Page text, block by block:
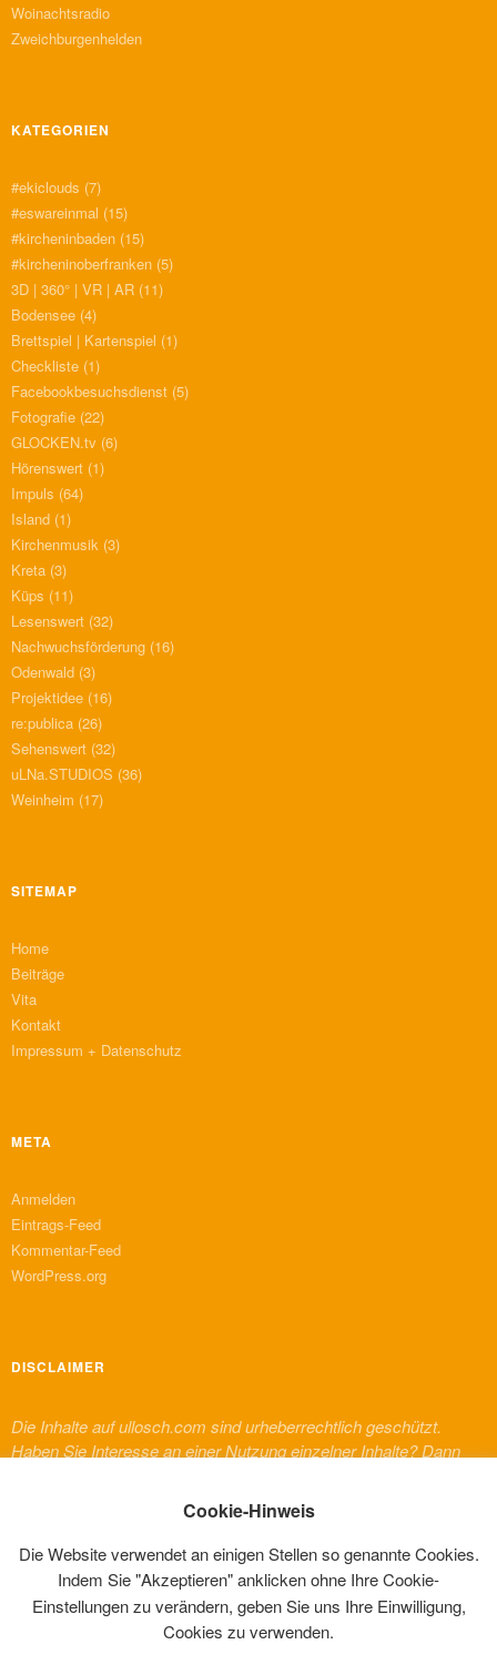
Woinachtsradio
Zweichburgenhelden
KATEGORIEN
#ekiclouds (7)
#eswareinmal (15)
#kircheninbaden (15)
#kircheninoberfranken (5)
3D | 360° | VR | AR (11)
Bodensee (4)
Brettspiel | Kartenspiel (1)
Checkliste (1)
Facebookbesuchsdienst (5)
Fotografie (22)
GLOCKEN.tv (6)
Hörenswert (1)
Impuls (64)
Island (1)
Kirchenmusik (3)
Kreta (3)
Küps (11)
Lesenswert (32)
Nachwuchsförderung (16)
Odenwald (3)
Projektidee (16)
re:publica (26)
Sehenswert (32)
uLNa.STUDIOS (36)
Weinheim (17)
SITEMAP
Home
Beiträge
Vita
Kontakt
Impressum + Datenschutz
META
Anmelden
Eintrags-Feed
Kommentar-Feed
WordPress.org
DISCLAIMER
Die Inhalte auf ullosch.com sind urheberrechtlich geschützt.
Haben Sie Interesse an einer Nutzung einzelner Inhalte? Dann
dieser Website erscheinen, gelten deren urheberrechtliche
Bestimmungen und Regelungen.
EIN PRIVATE WEBSITE VON ULLI NAEFKEN (@ULLOSCH)
Cookie-Hinweis
Die Website verwendet an einigen Stellen so genannte Cookies.
Indem Sie "Akzeptieren" anklicken ohne Ihre Cookie-
Einstellungen zu verändern, geben Sie uns Ihre Einwilligung,
Cookies zu verwenden.